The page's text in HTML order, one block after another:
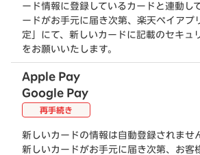
ード情報に登録しているカードと連動し
ードがお手元に届き次第、楽天ペイアプ
定」にて、新しいカードに記載のセキュ
をお願いいたします。
Apple Pay
Google Pay
再手続き
新しいカードの情報は自動登録されませ
新しいカードがお手元に届き次第、お客